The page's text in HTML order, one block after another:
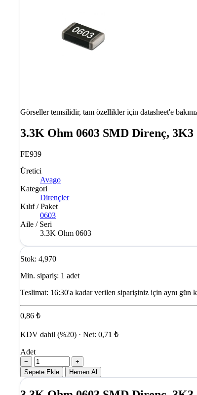
Görseller temsilidir, tam özellikler için datasheet'e
3.3K Ohm 0603 SMD Direnç,
FE939
Üretici
Avago
Kategori
Dirençler
Kılıf / Paket
0603
Aile / Seri
3.3K Ohm 0603
Stok: 4,970
Min. sipariş: 1 adet
Teslimat: 16:30'a kadar verilen siparişiniz için aynı gün
0,86 ₺
KDV dahil (%20) · Net: 0,71 ₺
Adet
−
+
Sepete Ekle
Hemen Al